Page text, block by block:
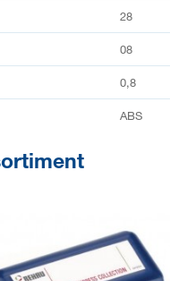
28
08
0,8
ABS